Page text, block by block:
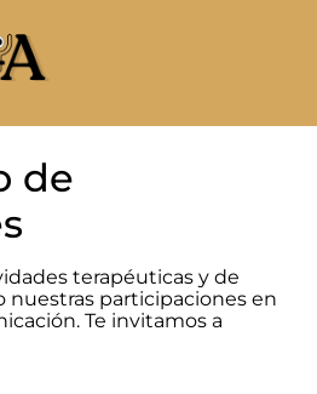
de
terapéuticas y de
nuestras participaciones en
Te invitamos a